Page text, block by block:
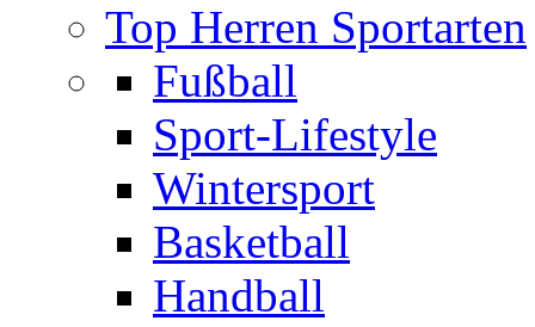
Top Herren Sportarten
Fußball
Sport-Lifestyle
Wintersport
Basketball
Handball